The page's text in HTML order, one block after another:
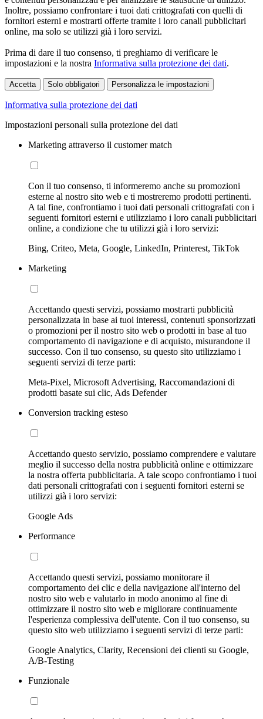
Inoltre, possiamo confrontare i tuoi dati crittografati con quelli di
fornitori esterni e mostrarti offerte tramite i loro canali pubblicitari
online, ma solo se utilizzi già i loro servizi.
Prima di dare il tuo consenso, ti preghiamo di verificare le
impostazioni e la nostra Informativa sulla protezione dei dati.
Accetta Solo obbligatori Personalizza le impostazioni
Informativa sulla protezione dei dati
Impostazioni personali sulla protezione dei dati
Marketing attraverso il customer match
Con il tuo consenso, ti informeremo anche su promozioni
esterne al nostro sito web e ti mostreremo prodotti pertinenti.
A tal fine, confrontiamo i tuoi dati personali crittografati con i
seguenti fornitori esterni e utilizziamo i loro canali pubblicitari
online, a condizione che tu utilizzi già i loro servizi:
Bing, Criteo, Meta, Google, LinkedIn, Printerest, TikTok
Marketing
Accettando questi servizi, possiamo mostrarti pubblicità
personalizzata in base ai tuoi interessi, contenuti sponsorizzati
o promozioni per il nostro sito web o prodotti in base al tuo
comportamento di navigazione e di acquisto, misurandone il
successo. Con il tuo consenso, su questo sito utilizziamo i
seguenti servizi di terze parti:
Meta-Pixel, Microsoft Advertising, Raccomandazioni di
prodotti basate sui clic, Ads Defender
Conversion tracking esteso
Accettando questo servizio, possiamo comprendere e valutare
meglio il successo della nostra pubblicità online e ottimizzare
la nostra offerta pubblicitaria. A tale scopo confrontiamo i tuoi
dati personali crittografati con i seguenti fornitori esterni se
utilizzi già i loro servizi:
Google Ads
Performance
Accettando questi servizi, possiamo monitorare il
comportamento dei clic e della navigazione all'interno del
nostro sito web e valutarlo in modo anonimo al fine di
ottimizzare il nostro sito web e migliorare continuamente
l'esperienza complessiva dell'utente. Con il tuo consenso, su
questo sito web utilizziamo i seguenti servizi di terze parti:
Google Analytics, Clarity, Recensioni dei clienti su Google,
A/B-Testing
Funzionale